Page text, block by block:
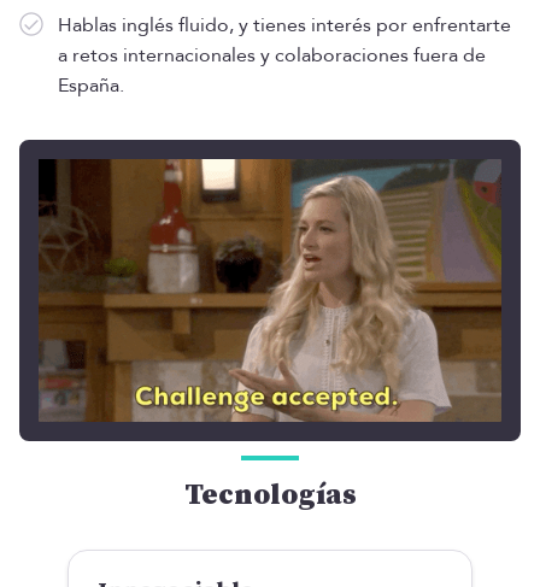
Hablas inglés fluido, y tienes interés por enfrentarte
a retos internacionales y colaboraciones fuera de
España.
Tecnologías